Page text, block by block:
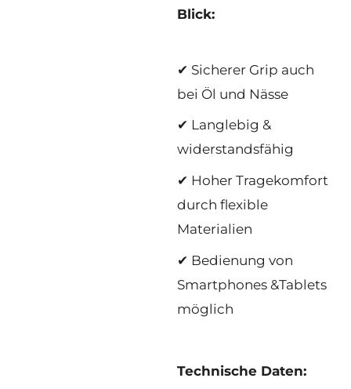
Blick:
✔ Sicherer Grip auch
bei Öl und Nässe
✔ Langlebig &
widerstandsfähig
✔ Hoher Tragekomfort
durch flexible
Materialien
✔ Bedienung von
Smartphones &Tablets
möglich
Technische Daten: